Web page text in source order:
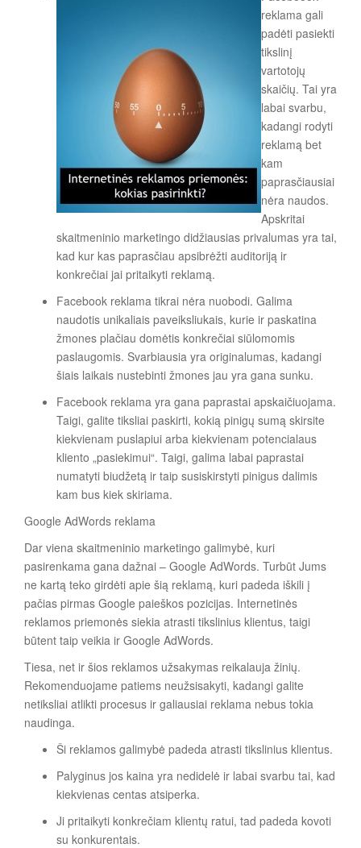
reklama gali
padėti pasiekti
tikslinį
vartotojų
skaičių. Tai yra
labai svarbu,
kadangi rodyti
reklamą bet
kam
paprasčiausiai
nėra naudos.
Apskritai
skaitmeninio marketingo didžiausias privalumas yra tai,
kad kur kas paprasčiau apsibrėžti auditoriją ir
konkrečiai jai pritaikyti reklamą.
Facebook reklama tikrai nėra nuobodi. Galima
naudotis unikaliais paveiksliukais, kurie ir paskatina
žmones plačiau domėtis konkrečiai siūlomomis
paslaugomis. Svarbiausia yra originalumas, kadangi
šiais laikais nustebinti žmones jau yra gana sunku.
Facebook reklama yra gana paprastai apskaičiuojama.
Taigi, galite tiksliai paskirti, kokią pinigų sumą skirsite
kiekvienam puslapiui arba kiekvienam potencialaus
kliento „pasiekimui“. Taigi, galima labai paprastai
numatyti biudžetą ir taip susiskirstyti pinigus dalimis
kam bus kiek skiriama.
Google AdWords reklama
Dar viena skaitmeninio marketingo galimybė, kuri
pasirenkama gana dažnai – Google AdWords. Turbūt Jums
ne kartą teko girdėti apie šią reklamą, kuri padeda iškili į
pačias pirmas Google paieškos pozicijas. Internetinės
reklamos priemonės siekia atrasti tikslinius klientus, taigi
būtent taip veikia ir Google AdWords.
Tiesa, net ir šios reklamos užsakymas reikalauja žinių.
Rekomenduojame patiems neužsisakyti, kadangi galite
netiksliai atlikti procesus ir galiausiai reklama nebus tokia
naudinga.
Ši reklamos galimybė padeda atrasti tikslinius klientus.
Palyginus jos kaina yra nedidelė ir labai svarbu tai, kad
kiekvienas centas atsiperka.
Ji pritaikyti konkrečiam klientų ratui, tad padeda kovoti
su konkurentais.